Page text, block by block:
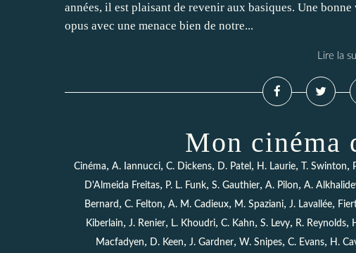
années, il est plaisant de revenir aux basiques. Une
opus avec une menace bien de notre...
Lire la
Mon cinéma
Cinéma, A. Iannucci, C. Dickens, D. Patel, H. Laurie, T. Swinton,
D'Almeida Freitas, P. L. Funk, S. Gauthier, A. Pilon, A.
Bernard , C. Felton, A. M. Cadieux, M. Spaziani, J. Lavallée,
Kiberlain, J. Renier, L. Khoudri, C. Kahn, S. Levy, R. Reynolds,
Macfadyen, D. Keen, J. Gardner, W. Snipes, C. Evans, H.